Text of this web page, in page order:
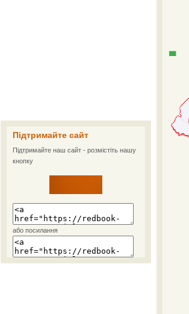
Підтримайте сайт
Підтримайте наш сайт - розмістіть нашу
кнопку
або посилання